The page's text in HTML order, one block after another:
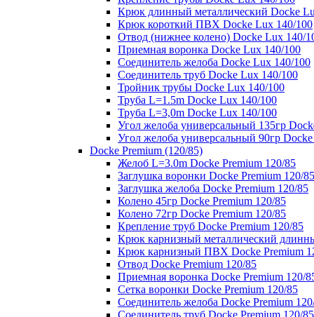
Крюк длинный металлический Docke
Крюк короткий ПВХ Docke Lux 140/100
Отвод (нижнее колено) Docke Lux 140/
Приемная воронка Docke Lux 140/100
Соединитель желоба Docke Lux 140/100
Соединитель труб Docke Lux 140/100
Тройник трубы Docke Lux 140/100
Труба L=1.5m Docke Lux 140/100
Труба L=3,0m Docke Lux 140/100
Угол желоба универсальный 135гр
Угол желоба универсальный 90гр
Docke Premium (120/85)
Желоб L=3.0m Docke Premium 120/85
Заглушка воронки Docke Premium 120/85
Заглушка желоба Docke Premium 120/85
Колено 45гр Docke Premium 120/85
Колено 72гр Docke Premium 120/85
Крепление труб Docke Premium 120/85
Крюк карнизный металлический
Крюк карнизный ПВХ Docke Premium
Отвод Docke Premium 120/85
Приемная воронка Docke Premium 120/
Сетка воронки Docke Premium 120/85
Соединитель желоба Docke Premium
Соединитель труб Docke Premium 120/85